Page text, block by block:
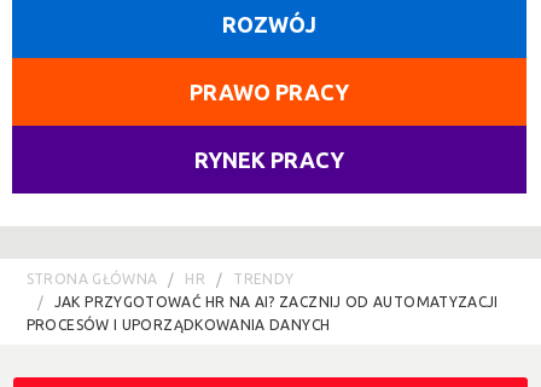
ROZWÓJ
PRAWO PRACY
RYNEK PRACY
STRONA GŁÓWNA HR
TRENDY
JAK PRZYGOTOWAĆ HR NA AI? ZACZNIJ OD AUTOMATYZACJI
PROCESÓW I UPORZĄDKOWANIA DANYCH